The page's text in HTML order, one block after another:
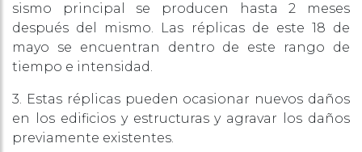
sismo principal se producen hasta 2 meses
después del mismo. Las réplicas de este 18 de
mayo se encuentran dentro de este rango de
tiempo e intensidad.
3. Estas réplicas pueden ocasionar nuevos daños
en los edificios y estructuras y agravar los daños
previamente existentes.